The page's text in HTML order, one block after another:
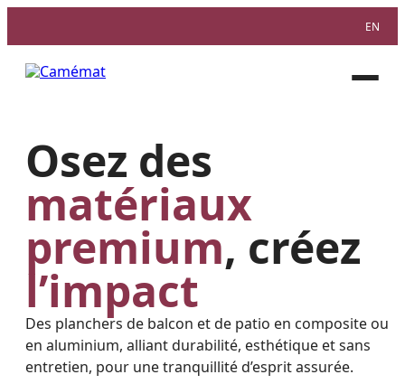
contenu
EN
Osez des
matériaux
premium, créez
l’impact
Des planchers de balcon et de patio en composite ou
en aluminium, alliant durabilité, esthétique et sans
entretien, pour une tranquillité d’esprit assurée.